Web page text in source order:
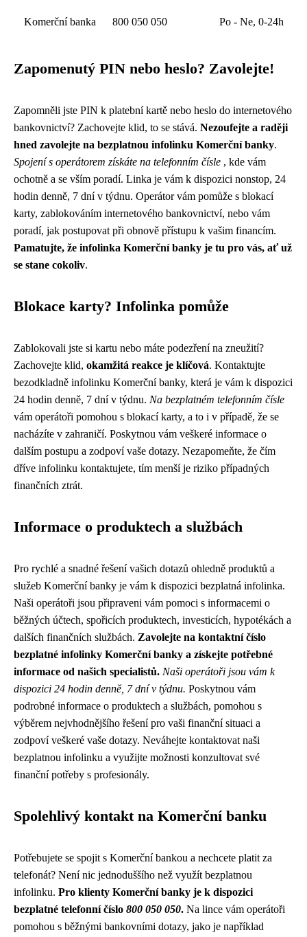
Komerční banka 800 050 050 Po - Ne, 0-24h
Zapomenutý PIN nebo heslo? Zavolejte!
Zapomněli jste PIN k platební kartě nebo heslo do internetového
bankovnictví? Zachovejte klid, to se stává. Nezoufejte a raději
hned zavolejte na bezplatnou infolinku Komerční banky.
Spojení s operátorem získáte na telefonním čísle , kde vám
ochotně a se vším poradí. Linka je vám k dispozici nonstop, 24
hodin denně, 7 dní v týdnu. Operátor vám pomůže s blokací
karty, zablokováním internetového bankovnictví, nebo vám
poradí, jak postupovat při obnově přístupu k vašim financím.
Pamatujte, že infolinka Komerční banky je tu pro vás, ať už
se stane cokoliv.
Blokace karty? Infolinka pomůže
Zablokovali jste si kartu nebo máte podezření na zneužití?
Zachovejte klid, okamžitá reakce je klíčová. Kontaktujte
bezodkladně infolinku Komerční banky, která je vám k dispozici
24 hodin denně, 7 dní v týdnu. Na bezplatném telefonním čísle
vám operátoři pomohou s blokací karty, a to i v případě, že se
nacházíte v zahraničí. Poskytnou vám veškeré informace o
dalším postupu a zodpoví vaše dotazy. Nezapomeňte, že čím
dříve infolinku kontaktujete, tím menší je riziko případných
finančních ztrát.
Informace o produktech a službách
Pro rychlé a snadné řešení vašich dotazů ohledně produktů a
služeb Komerční banky je vám k dispozici bezplatná infolinka.
Naši operátoři jsou připraveni vám pomoci s informacemi o
běžných účtech, spořicích produktech, investicích, hypotékách a
dalších finančních službách. Zavolejte na kontaktní číslo
bezplatné infolinky Komerční banky a získejte potřebné
informace od našich specialistů. Naši operátoři jsou vám k
dispozici 24 hodin denně, 7 dní v týdnu. Poskytnou vám
podrobné informace o produktech a službách, pomohou s
výběrem nejvhodnějšího řešení pro vaši finanční situaci a
zodpoví veškeré vaše dotazy. Neváhejte kontaktovat naši
bezplatnou infolinku a využijte možnosti konzultovat své
finanční potřeby s profesionály.
Spolehlivý kontakt na Komerční banku
Potřebujete se spojit s Komerční bankou a nechcete platit za
telefonát? Není nic jednoduššího než využít bezplatnou
infolinku. Pro klienty Komerční banky je k dispozici
bezplatné telefonní číslo 800 050 050. Na lince vám operátoři
pomohou s běžnými bankovními dotazy, jako je například